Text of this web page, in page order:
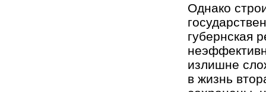
Однако
губернская
излишне
в жизнь